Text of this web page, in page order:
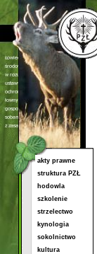
akty prawne
struktura PZŁ
hodowla
szkolenie
strzelectwo
kynologia
sokolnictwo
kultura